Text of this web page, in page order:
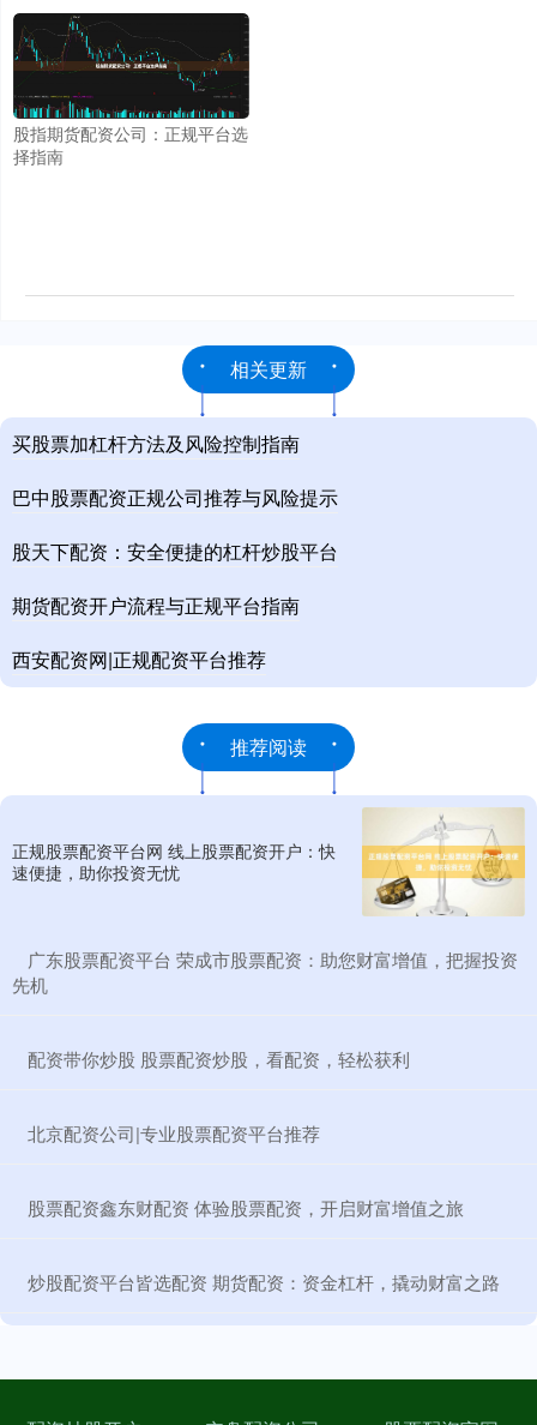
股指期货配资公司：正规平台选
择指南
相关更新
买股票加杠杆方法及风险控制指南
巴中股票配资正规公司推荐与风险提示
股天下配资：安全便捷的杠杆炒股平台
期货配资开户流程与正规平台指南
西安配资网|正规配资平台推荐
推荐阅读
正规股票配资平台网 线上股票配资开户：快
速便捷，助你投资无忧
​广东股票配资平台 荣成市股票配资：助您财富增值，把握投资
先机
​配资带你炒股 股票配资炒股，看配资，轻松获利
​北京配资公司|专业股票配资平台推荐
​股票配资鑫东财配资 体验股票配资，开启财富增值之旅
​炒股配资平台皆选配资 期货配资：资金杠杆，撬动财富之路